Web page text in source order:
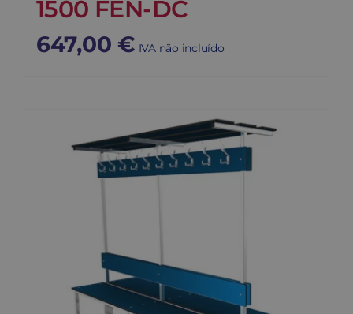
1500 FEN-DC
647,00 € IVA não incluído